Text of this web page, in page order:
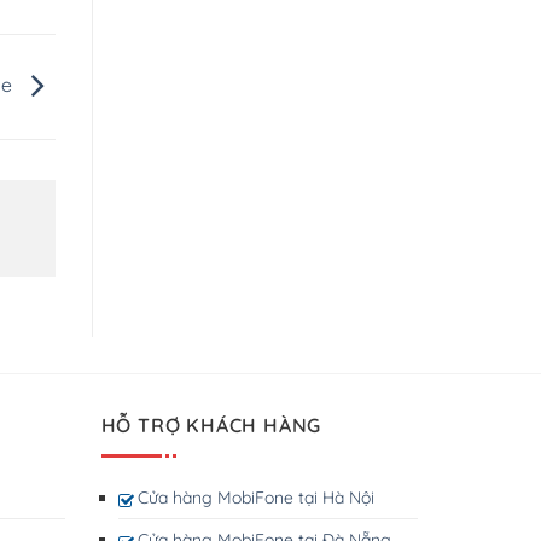
HỖ TRỢ KHÁCH HÀNG
Cửa hàng MobiFone tại Hà Nội